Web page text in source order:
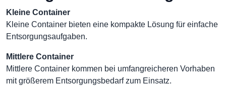
Kleine Container
Kleine Container bieten eine kompakte Lösung für einfache
Entsorgungsaufgaben.
Mittlere Container
Mittlere Container kommen bei umfangreicheren Vorhaben
mit größerem Entsorgungsbedarf zum Einsatz.